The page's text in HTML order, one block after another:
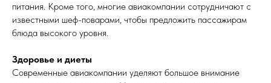
питания. Кроме того, многие авиакомпании сотрудничают с
известными шеф-поварами, чтобы предложить пассажирам
блюда высокого уровня.
Здоровье и диеты
Современные авиакомпании уделяют большое внимание